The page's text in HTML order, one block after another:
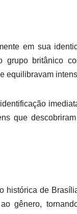
em sua
grupo britânico
equilibravam
que
histórica de
gênero,